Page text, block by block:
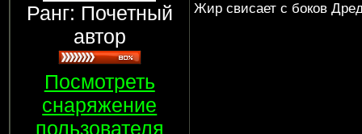
Ранг: Почетный
автор
Посмотреть
снаряжение
пользователя
Жир свисает с боков